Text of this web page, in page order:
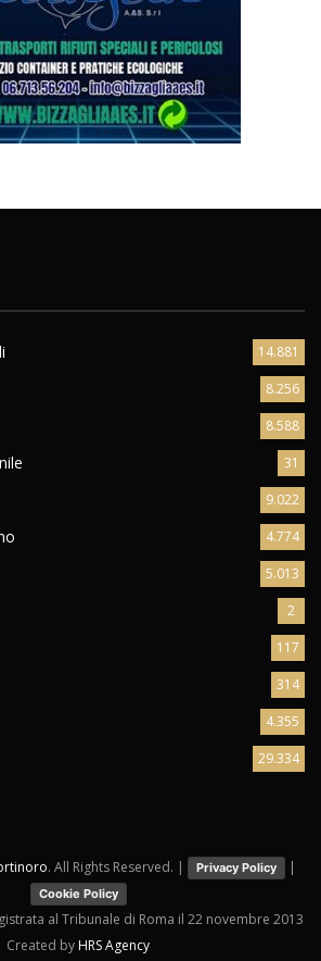
14.881
8.256
8.588
31
9.022
4.774
5.013
2
117
314
4.355
29.334
. All Rights Reserved. | Privacy Policy |
Cookie Policy
al Tribunale di Roma il 22 novembre 2013
Created by HRS Agency